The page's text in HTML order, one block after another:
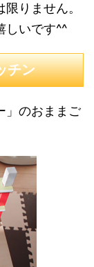
りません。
しいです^^
チン
」のおままご